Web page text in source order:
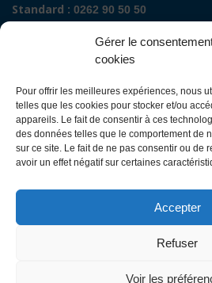
Gérer le
cookies
Pour offrir les meilleures expériences, nous
telles que les cookies pour stocker et/ou
appareils. Le fait de consentir à ces
des données telles que le comportement de
sur ce site. Le fait de ne pas consentir ou de
avoir un effet négatif sur certaines
Accepter
Refuser
Voir les
Standard : 0262 90 50 50
Renseignements admissions :
Secrétariat de direction de site :
direction.fguyon@chu-
CHU de La Réunion sites
- St Joseph - Le Tampon -
Avenue François Mitterrand
BP 350
97448 Saint-Pierre Cedex
Secrétariat de direction des sites :